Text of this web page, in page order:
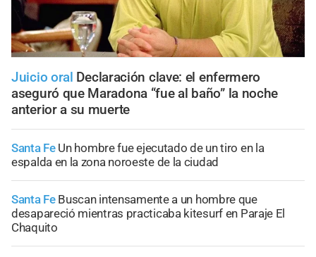
Juicio oral Declaración clave: el enfermero
aseguró que Maradona “fue al baño” la noche
anterior a su muerte
Santa Fe Un hombre fue ejecutado de un tiro en la
espalda en la zona noroeste de la ciudad
Santa Fe Buscan intensamente a un hombre que
desapareció mientras practicaba kitesurf en Paraje El
Chaquito